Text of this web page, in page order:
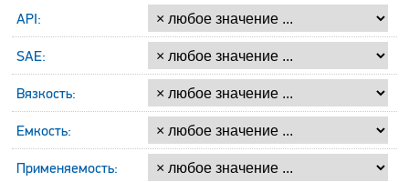
API:
SAE:
Вязкость:
Емкость:
Применяемость: